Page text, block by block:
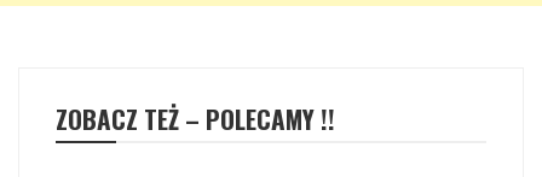
ZOBACZ TEŻ – POLECAMY !!